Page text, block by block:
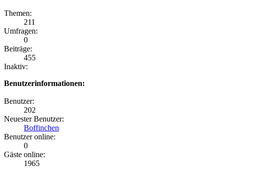
Themen:
211
Umfragen:
0
Beiträge:
455
Inaktiv:
Benutzerinformationen:
Benutzer:
202
Neuester Benutzer:
Boffinchen
Benutzer online:
0
Gäste online:
1965